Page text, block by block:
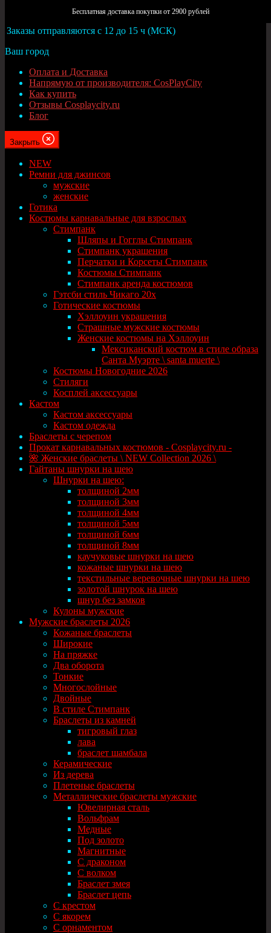
Бесплатная доставка покупки от 2900 рублей
Заказы отправляются с 12 до 15 ч (МСК)
Ваш город
Оплата и Доставка
Напрямую от производителя: CosPlayCity
Как купить
Отзывы Cosplaycity.ru
Блог
Закрыть
NEW
Ремни для джинсов
мужские
женские
Готика
Костюмы карнавальные для взрослых
Стимпанк
Шляпы и Гогглы Стимпанк
Стимпанк украшения
Перчатки и Корсеты Стимпанк
Костюмы Стимпанк
Стимпанк аренда костюмов
Гэтсби стиль Чикаго 20х
Готические костюмы
Хэллоуин украшения
Страшные мужские костюмы
Женские костюмы на Хэллоуин
Мексиканский костюм в стиле образа
Санта Муэрте \ santa muerte \
Костюмы Новогодние 2026
Стиляги
Косплей аксессуары
Кастом
Кастом аксессуары
Кастом одежда
Браслеты с черепом
Прокат карнавальных костюмов - Cosplaycity.ru -
🌺 Женские браслеты \ NEW Collection 2026 \
Гайтаны шнурки на шею
Шнурки на шею:
толщиной 2мм
толщиной 3мм
толщиной 4мм
толщиной 5мм
толщиной 6мм
толщиной 8мм
каучуковые шнурки на шею
кожаные шнурки на шею
текстильные веревочные шнурки на шею
золотой шнурок на шею
шнур без замков
Кулоны мужские
Мужские браслеты 2026
Кожаные браслеты
Широкие
На пряжке
Два оборота
Тонкие
Многослойные
Двойные
В стиле Стимпанк
Браслеты из камней
тигровый глаз
лава
браслет шамбала
Керамические
Из дерева
Плетеные браслеты
Металлические браслеты мужские
Ювелирная сталь
Вольфрам
Медные
Под золото
Магнитные
С драконом
С волком
Браслет змея
Браслет цепь
С крестом
С якорем
С орнаментом